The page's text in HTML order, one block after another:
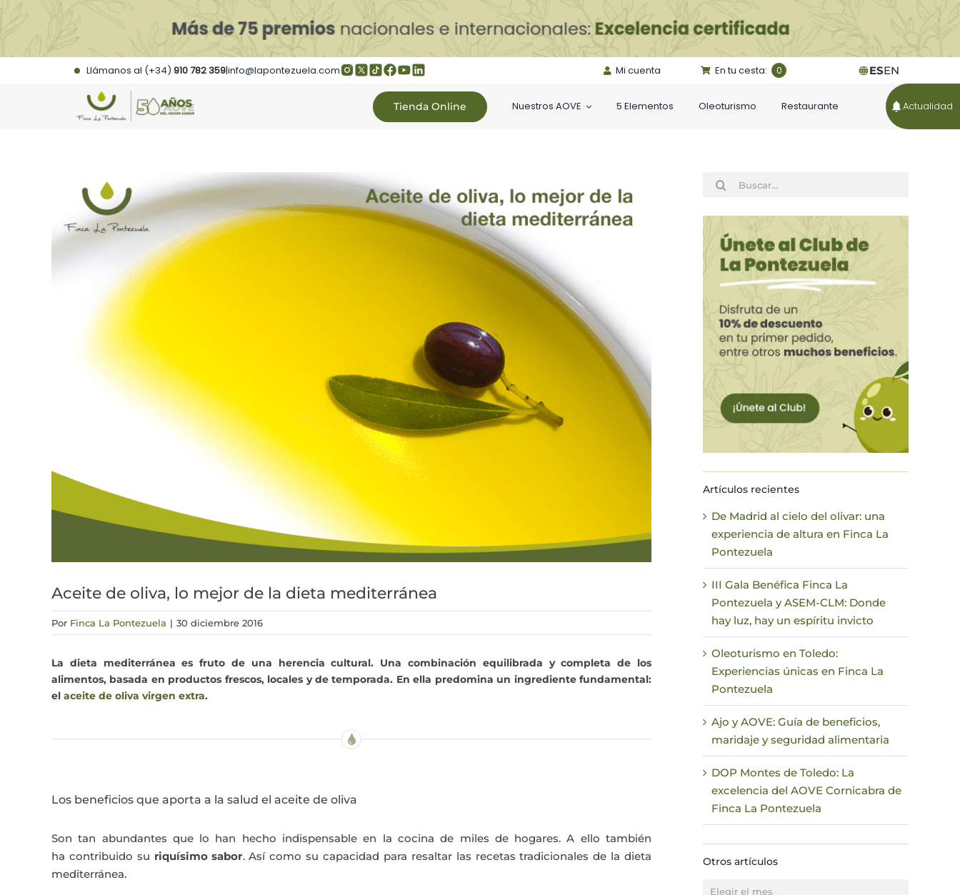
Saltar
Llámanos al (+34) 910 782 359|info@lapontezuela.com Mi cuenta En tu cesta: 0 ESEN
Tienda Online Nuestros AOVE 5 Elementos Oleoturismo Restaurante Actualidad
Aceite de oliva, lo mejor de la dieta mediterránea
Por Finca La Pontezuela | 30 diciembre 2016
La dieta mediterránea es fruto de una herencia cultural. Una combinación equilibrada y completa de los
alimentos,basada en productos frescos, locales y de temporada. En ella predomina un ingrediente fundamental:
el aceite de oliva virgen extra.
Los beneficios que aporta a la salud el aceite de oliva
Son tan abundantes que lo han hecho indispensable en la cocina de miles de hogares. A ello también
ha contribuido su riquísimo sabor. Así como su capacidad para resaltar las recetas tradicionales de la dieta
mediterránea.
Buscar:
Artículos recientes
De Madrid al cielo del olivar: una
experiencia de altura en Finca La
Pontezuela
III Gala Benéfica Finca La
Pontezuela y ASEM-CLM: Donde
hay luz, hay un espíritu invicto
Oleoturismo en Toledo:
Experiencias únicas en Finca La
Pontezuela
Ajo y AOVE: Guía de beneficios,
maridaje y seguridad alimentaria
DOP Montes de Toledo: La
excelencia del AOVE Cornicabra de
Finca La Pontezuela
Otros artículos
Otros